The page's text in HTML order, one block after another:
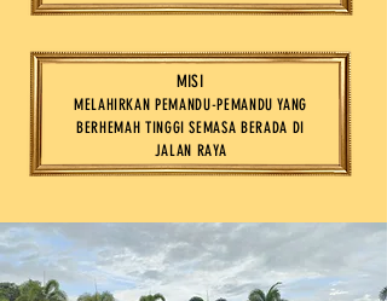
MELAHIRKAN PEMANDU-PEMANDU YANG
BERHEMAH TINGGI SEMASA BERADA DI
JALAN RAYA
MISI